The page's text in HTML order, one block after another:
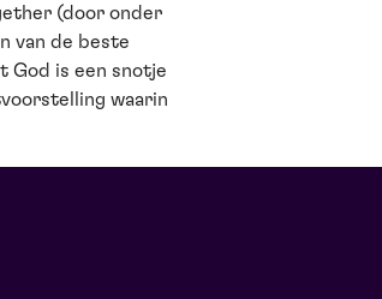
(door onder
van de beste
God is een snotje
waarin